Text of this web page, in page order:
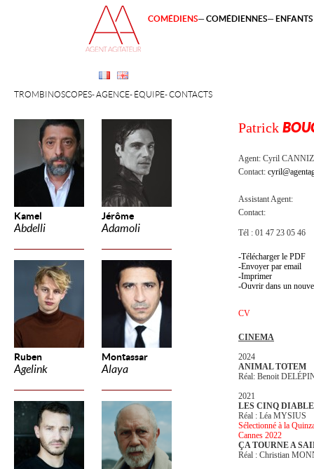
Kamel
Abdelli
Jérôme
Adamoli
Ruben
Agelink
Montassar
Alaya
TROMBINOSCOPES AGENCE ÉQUIPE CONTACTS
COMÉDIENS COMÉDIENNES
Patrick
Agent: Cyril
Contact:
Assistant Agent:
Contact:
Tél : 01 47 23 05 46
Télécharger le PDF
Envoyer par email
Imprimer
Ouvrir dans un
CV
CINEMA
2024
ANIMAL TOTEM
Réal: Benoit
2021
LES CINQ
Réal : Léa MYSIUS
Sélectionné à la
Cannes 2022
ÇA TOURNE A
Réal : Christian